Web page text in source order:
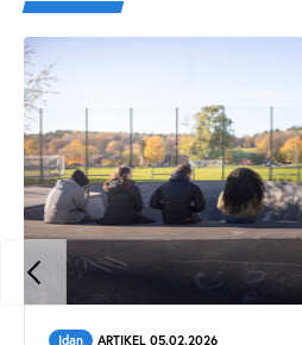
Idan ARTIKEL 05.02.2026